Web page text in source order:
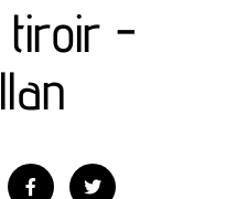
tiroir -